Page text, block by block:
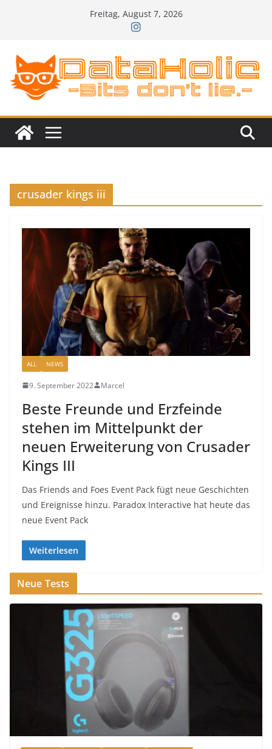
Freitag, August 7, 2026
crusader kings iii
ALL NEWS
9. September 2022 Marcel
Beste Freunde und Erzfeinde
stehen im Mittelpunkt der
neuen Erweiterung von Crusader
Kings III
Das Friends and Foes Event Pack fügt neue Geschichten
und Ereignisse hinzu. Paradox Interactive hat heute das
neue Event Pack
Weiterlesen
Neue Tests